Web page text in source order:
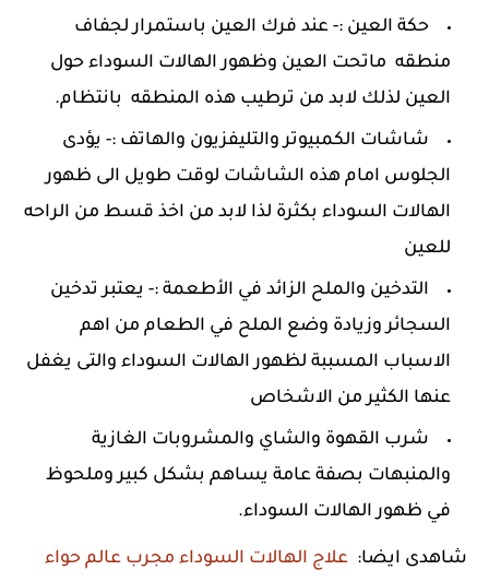
حكة العين :- عند فرك العين باستمرار لجفاف
منطقه ماتحت العين وظهور الهالات السوداء حول
العين لذلك لابد من ترطيب هذه المنطقه بانتظام.
شاشات الكمبيوتر والتليفزيون والهاتف :- يؤدى
الجلوس امام هذه الشاشات لوقت طويل الى ظهور
الهالات السوداء بكثرة لذا لابد من اخذ قسط من الراحه
للعين
التدخين والملح الزائد في الأطعمة :- يعتبر تدخين
السجائر وزيادة وضع الملح في الطعام من اهم
الاسباب المسببة لظهور الهالات السوداء والتى يغفل
عنها الكثير من الاشخاص
شرب القهوة والشاي والمشروبات الغازية
والمنبهات بصفة عامة يساهم بشكل كبير وملحوظ
في ظهور الهالات السوداء.
شاهدى ايضا: علاج الهالات السوداء مجرب عالم حواء